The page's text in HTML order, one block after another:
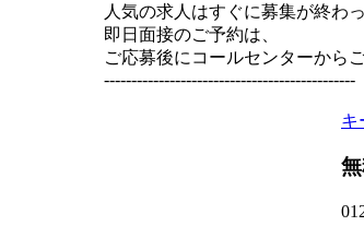
人気の求人はすぐに募集が終わ
即日面接のご予約は、
ご応募後にコールセンターから
----------------------------------------------
キ